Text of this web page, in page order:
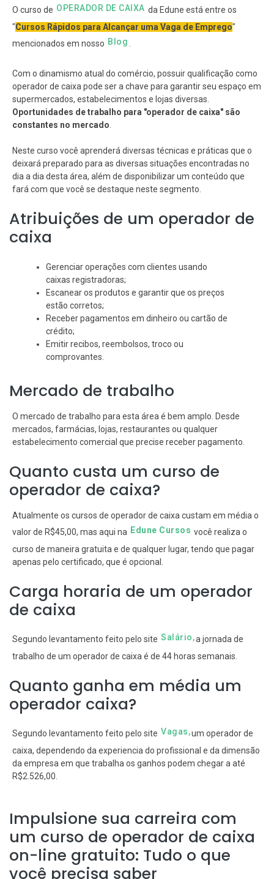
O curso de OPERADOR DE CAIXA da Edune está entre os
"Cursos Rápidos para Alcançar uma Vaga de Emprego"
mencionados em nosso Blog
Com o dinamismo atual do comércio, possuir qualificação como
operador de caixa pode ser a chave para garantir seu espaço em
supermercados, estabelecimentos e lojas diversas.
Oportunidades de trabalho para "operador de caixa" são
constantes no mercado.
Neste curso você aprenderá diversas técnicas e práticas que o
deixará preparado para as diversas situações encontradas no
dia a dia desta área, além de disponibilizar um conteúdo que
fará com que você se destaque neste segmento.
Atribuições de um operador de
caixa
Gerenciar operações com clientes usando
caixas registradoras;
Escanear os produtos e garantir que os preços
estão corretos;
Receber pagamentos em dinheiro ou cartão de
crédito;
Emitir recibos, reembolsos, troco ou
comprovantes.
Mercado de trabalho
O mercado de trabalho para esta área é bem amplo. Desde
mercados, farmácias, lojas, restaurantes ou qualquer
estabelecimento comercial que precise receber pagamento.
Quanto custa um curso de
operador de caixa?
Atualmente os cursos de operador de caixa custam em média o
valor de R$45,00, mas aqui na Edune Cursos você realiza o
curso de maneira gratuita e de qualquer lugar, tendo que pagar
apenas pelo certificado, que é opcional.
Carga horaria de um operador
de caixa
Segundo levantamento feito pelo site Salário,a jornada de
trabalho de um operador de caixa é de 44 horas semanais.
Quanto ganha em média um
operador caixa?
Segundo levantamento feito pelo site Vagas,um operador de
caixa, dependendo da experiencia do profissional e da dimensão
da empresa em que trabalha os ganhos podem chegar a até
R$2.526,00.
Impulsione sua carreira com
um curso de operador de caixa
on-line gratuito: Tudo o que
você precisa saber